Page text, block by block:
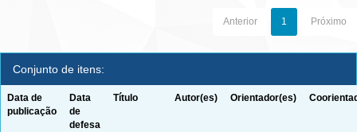
Anterior 1 Próximo
Conjunto de itens:
Data de
publicação
Data
de
defesa
Título Autor(es) Orientador(es)